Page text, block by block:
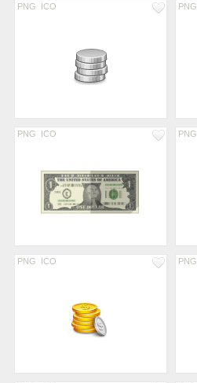
PNG ICO PNG
PNG ICO PNG
PNG ICO PNG